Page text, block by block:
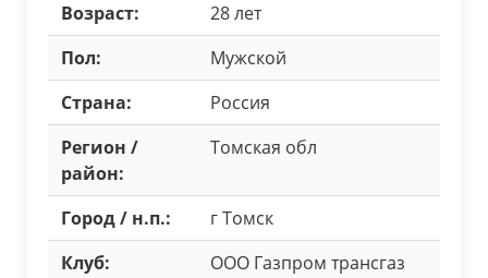
Возраст:
28 лет
Пол:
Мужской
Страна:
Россия
Регион /
район:
Томская обл
Город / н.п.:
г Томск
Клуб:
ООО Газпром трансгаз